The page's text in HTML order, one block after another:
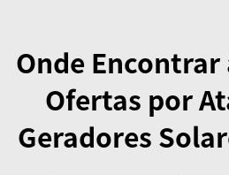
Onde Encontrar
Ofertas por
Geradores